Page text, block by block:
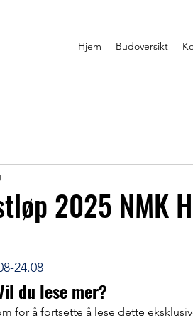
Hjem Budoversikt
2025 NMK
24.08
du lese mer?
for å fortsette å lese dette